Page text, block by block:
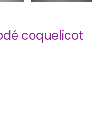
coquelicot